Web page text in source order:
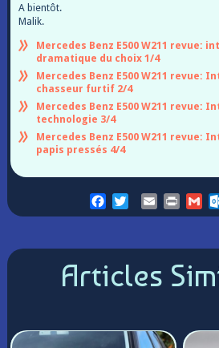
A bientôt.
Malik.
Mercedes Benz E500 W211 revue:
dramatique du choix 1/4
Mercedes Benz E500 W211 revue:
chasseur furtif 2/4
Mercedes Benz E500 W211 revue:
technologie 3/4
Mercedes Benz E500 W211 revue:
papis pressés 4/4
FacebookTwitterEmailPrint
Articles